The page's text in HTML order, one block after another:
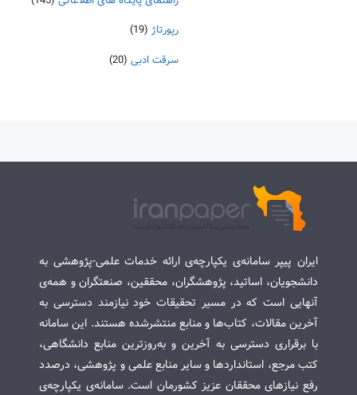
رپورتاژ (19)
سرقت ادبی (20)
ایران پیپر سامانه‌ی یکپارچه‌ی ارائه خدمات علمی-پژوهشی به
دانشجویان، اساتید، پژوهشگران، محققین، صنعتگران و همه‌ی
آنهایی است که در مسیر تحقیقات خود نیازمند دسترسی به
آخرین مقالات، کتاب‌ها و منابع منتشرشده هستند. این سامانه
با برقراری دسترسی به آخرین و به‌روزترین منابع دانشگاهی،
کتب مرجع، استانداردها و سایر منابع علمی و پژوهشی، درصدد
رفع نیازهای محققان عزیز کشورمان است. سامانه‌ی یکپارچه‌ی